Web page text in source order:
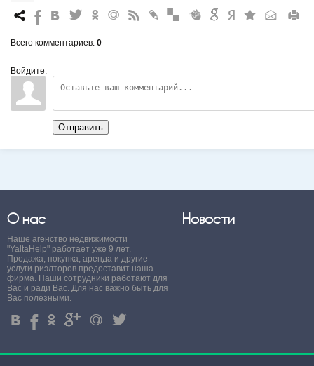
7 % 4 3 . + 0 * # " & 6 Q P R
Всего комментариев: 0
Войдите:
Отправить
О нас
Наше агенство недвижимости
"YaltaHelp" работает уже 9 лет.
Продажа, покупка, аренда и другие
услуги риэлторов предоставит наша
фирма. Наши сотрудники работают для
Вас и ради Вас. Для нас важно быть для
Вас полезными.
4 % . ' + 3
Новости